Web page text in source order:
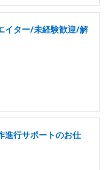
イター/未経験歓迎/解
進行サポートのお仕